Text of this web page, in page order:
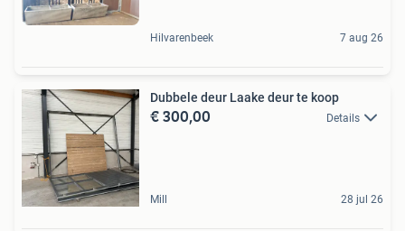
Hilvarenbeek 7 aug 26
Dubbele deur Laake deur te koop
€ 300,00 Details
Mill 28 jul 26